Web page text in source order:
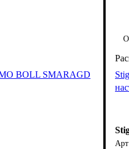
BOLL SMARAGD